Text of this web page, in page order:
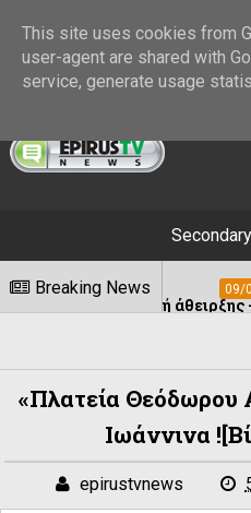
Breaking News
09/08/2026 Κλίμα συγκίνησης
Ιωάννινα :Έκλεψε
«Πλατεία Θεόδωρου
Ιωάννινα
epirustvnews
This site uses cookies from
user-agent are shared with
service, generate usage